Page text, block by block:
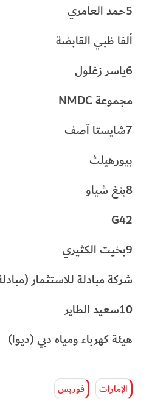
5حمد العامري
ألفا ظبي القابضة
6ياسر زغلول
مجموعة NMDC
7شايستا آصف
بيورهيلث
8بنغ شياو
G42
9بخيت الكثيري
شركة مبادلة للاستثمار
10سعيد الطاير
هيئة كهرباء ومياه دبي (ديوا)
الإمارات فوربس